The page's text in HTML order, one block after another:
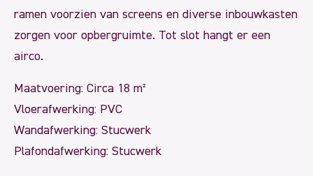
ramen voorzien van screens en diverse inbouwkasten
zorgen voor opbergruimte. Tot slot hangt er een
airco.
Maatvoering: Circa 18 m²
Vloerafwerking: PVC
Wandafwerking: Stucwerk
Plafondafwerking: Stucwerk